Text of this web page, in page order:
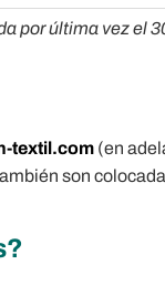
por última vez el
textil.com (en
son